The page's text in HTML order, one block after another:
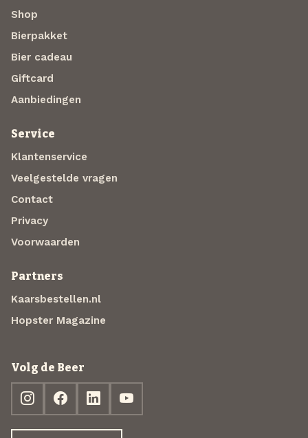
Shop
Bierpakket
Bier cadeau
Giftcard
Aanbiedingen
Service
Klantenservice
Veelgestelde vragen
Contact
Privacy
Voorwaarden
Partners
Kaarsbestellen.nl
Hopster Magazine
Volg de Beer